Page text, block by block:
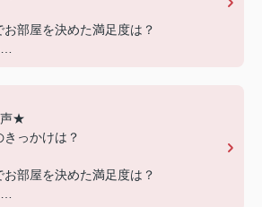
部屋を決めた満足度は？
でのご契約ありがとうございまし
ション館では、お部屋のご紹介だけ
後のアフターフォローもさせて頂いて
★
っかけは？
部屋を決めた満足度は？